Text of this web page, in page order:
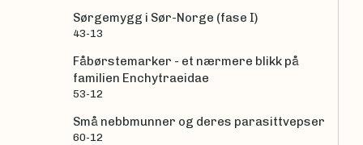
Sørgemygg i Sør-Norge (fase I)
43-13
Fåbørstemarker - et nærmere blikk på
familien Enchytraeidae
53-12
Små nebbmunner og deres parasittvepser
60-12